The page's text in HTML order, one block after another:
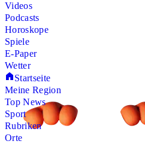
Videos
Podcasts
Horoskope
Spiele
E-Paper
Wetter
Startseite
Meine Region
Top News
Sport
Rubriken
Orte